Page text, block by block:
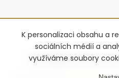
K personalizaci obsahu a
sociálních médií a
využíváme soubory